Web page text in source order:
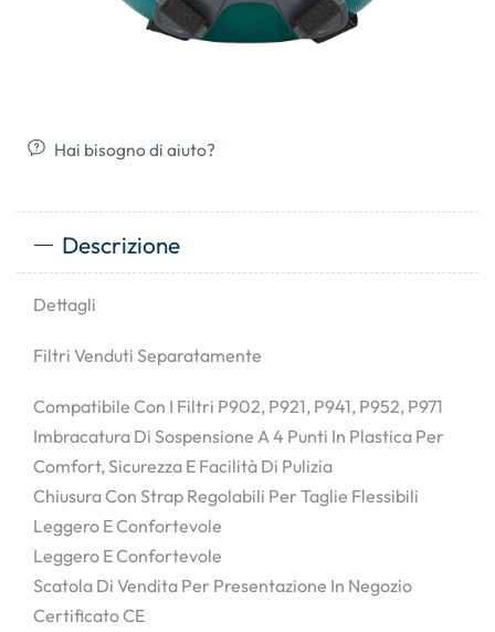
Hai bisogno di aiuto?
Descrizione
Dettagli
Filtri Venduti Separatamente
Compatibile Con I Filtri P902, P921, P941, P952, P971
Imbracatura Di Sospensione A 4 Punti In Plastica Per
Comfort, Sicurezza E Facilità Di Pulizia
Chiusura Con Strap Regolabili Per Taglie Flessibili
Leggero E Confortevole
Leggero E Confortevole
Scatola Di Vendita Per Presentazione In Negozio
Certificato CE